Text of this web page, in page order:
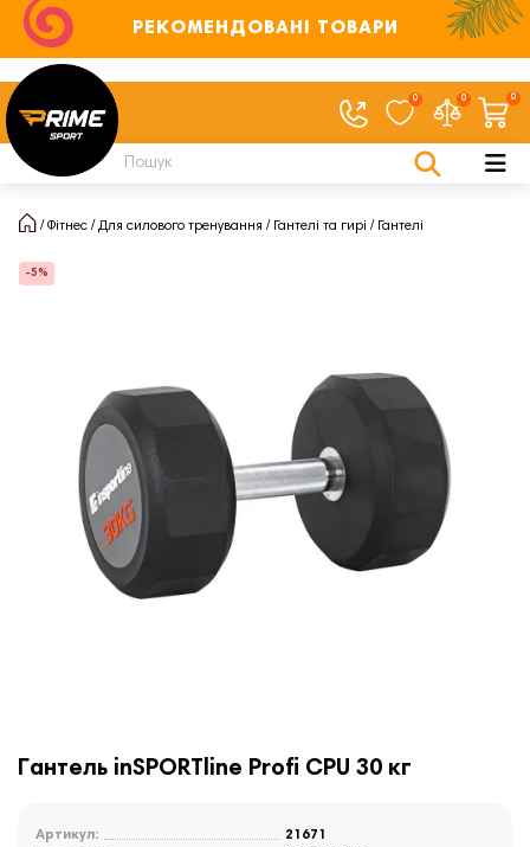
РЕКОМЕНДОВАНІ ТОВАРИ
0 0 0
Фітнес Для силового тренування Гантелі та гирі Гантелі
-5%
Гантель inSPORTline Profi CPU 30 кг
Артикул:
21671